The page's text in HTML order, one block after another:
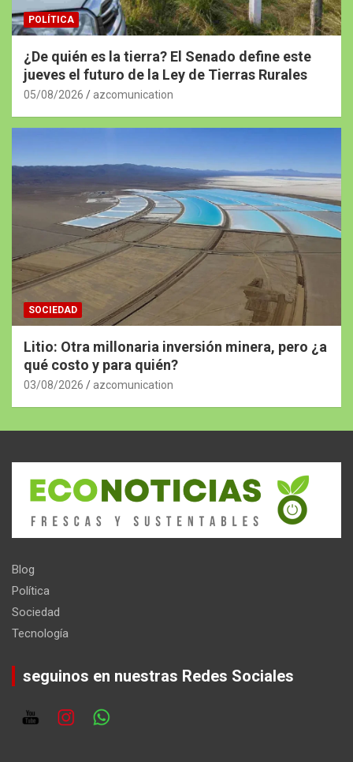
POLÍTICA
¿De quién es la tierra? El Senado define este
jueves el futuro de la Ley de Tierras Rurales
05/08/2026 azcomunication
SOCIEDAD
Litio: Otra millonaria inversión minera, pero ¿a
qué costo y para quién?
03/08/2026 azcomunication
Blog
Política
Sociedad
Tecnología
seguinos en nuestras Redes Sociales